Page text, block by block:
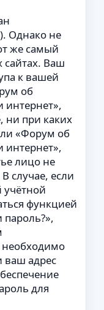
Однако не
же самый
сайтах. Ваш
к вашей
об
ни при каких
«Форум об
лицо не
случае, если
учётной
функцией
пароль?»,
необходимо
ваш адрес
для